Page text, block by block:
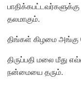
தலமாகும்.
திங்கள் கிழமை அங்கு
திருப்பதி மலை மீது
நன்மையை தரும்.